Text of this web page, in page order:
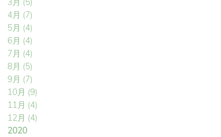
4月 (7)
5月 (4)
6月 (4)
7月 (4)
8月 (5)
9月 (7)
10月 (9)
11月 (4)
12月 (4)
2020